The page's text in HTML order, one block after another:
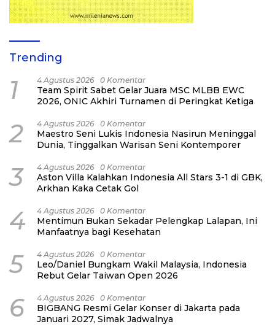
Trending
1 4 Agustus 2026 0 Komentar
Team Spirit Sabet Gelar Juara MSC MLBB EWC
2026, ONIC Akhiri Turnamen di Peringkat Ketiga
2 4 Agustus 2026 0 Komentar
Maestro Seni Lukis Indonesia Nasirun Meninggal
Dunia, Tinggalkan Warisan Seni Kontemporer
3 4 Agustus 2026 0 Komentar
Aston Villa Kalahkan Indonesia All Stars 3-1 di GBK,
Arkhan Kaka Cetak Gol
4 4 Agustus 2026 0 Komentar
Mentimun Bukan Sekadar Pelengkap Lalapan, Ini
Manfaatnya bagi Kesehatan
5 4 Agustus 2026 0 Komentar
Leo/Daniel Bungkam Wakil Malaysia, Indonesia
Rebut Gelar Taiwan Open 2026
6 4 Agustus 2026 0 Komentar
BIGBANG Resmi Gelar Konser di Jakarta pada
Januari 2027, Simak Jadwalnya